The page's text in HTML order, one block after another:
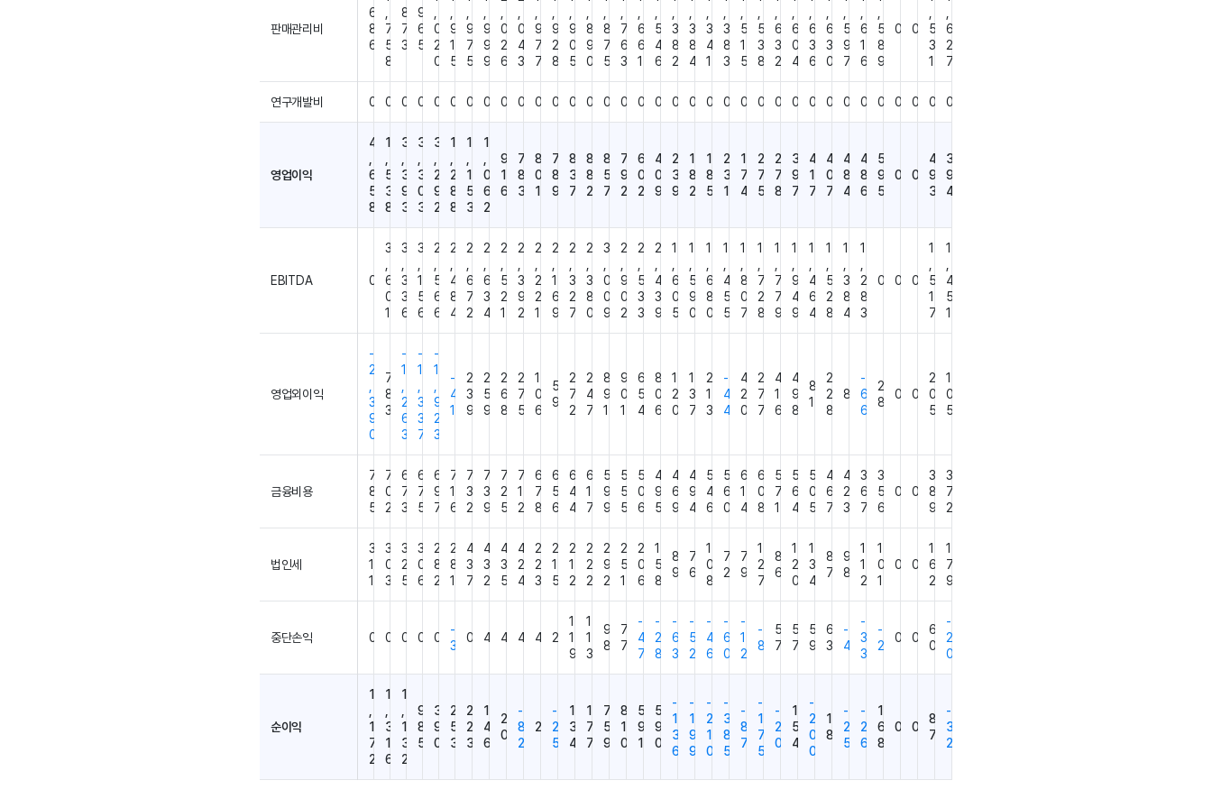
판매관리비
6
8
6
7
5
8
8
7
3
9
6
5
0
2
0
9
1
5
9
7
5
9
9
9
0
2
6
0
4
3
9
7
7
9
2
8
9
0
5
8
9
0
8
7
5
7
6
3
6
6
1
5
4
6
3
8
2
3
8
4
3
4
1
3
8
3
5
1
5
5
3
8
6
3
2
6
0
4
6
3
6
6
3
0
5
9
7
6
1
6
5
8
9
0 0
5
3
1
6
2
7
연구개발비 0 0 0 0 0 0 0 0 0 0 0 0 0 0 0 0 0 0 0 0 0 0 0 0 0 0 0 0 0 0 0 0 0 0 0
영업이익
4
6
5
8
1
5
3
8
3
3
9
3
3
3
0
3
3
2
9
2
1
2
8
8
1
1
5
3
1
0
6
2
9
1
6
7
8
3
8
0
1
7
8
9
8
3
7
8
8
2
8
5
7
7
9
2
6
0
2
4
0
9
2
3
9
1
8
2
1
8
5
2
3
1
1
7
4
2
7
5
2
7
8
3
9
7
4
1
7
4
0
7
4
8
4
4
8
6
5
9
5
0 0
4
9
3
3
9
4
EBITDA 0
3
6
0
1
3
3
3
6
3
1
5
6
2
5
6
6
2
4
8
4
2
6
7
2
2
6
3
4
2
5
2
1
2
3
9
2
2
2
2
1
2
1
6
9
2
3
2
7
2
3
8
0
3
0
0
9
2
9
0
2
2
5
3
3
2
4
3
9
1
6
0
5
1
5
9
0
1
6
8
0
1
4
5
5
1
8
0
7
1
7
2
8
1
7
7
9
1
9
4
9
1
4
6
4
1
5
2
8
1
3
8
4
1
2
8
3
0 0 0
1
5
1
7
1
4
5
1
영업외이익
-
2
3
9
0
7
8
3
-
1
2
6
3
-
1
3
3
7
-
1
9
2
3
-
4
1
2
3
9
2
5
9
2
6
8
2
7
5
1
0
6
5
9
2
7
2
2
4
7
8
9
1
9
0
1
6
5
4
8
0
6
1
2
0
1
3
7
2
1
3
-
4
4
4
2
0
2
7
7
4
1
6
4
9
8
8
1
2
2
8
8
-
6
6
2
8
0 0
2
0
5
1
0
5
금융비용
7
8
5
7
0
2
6
7
3
6
7
5
6
9
7
7
1
6
7
3
2
7
3
9
7
2
5
7
1
2
6
7
8
6
5
6
6
4
4
6
1
7
5
9
9
5
5
5
5
0
6
4
9
5
4
6
9
4
9
4
5
4
6
5
6
0
6
1
4
6
0
8
5
7
1
5
6
4
5
0
5
4
6
7
4
2
3
3
6
7
3
5
6
0 0
3
8
9
3
7
2
법인세
3
1
1
3
0
3
3
2
5
3
0
6
2
8
2
2
8
1
4
3
7
4
3
2
4
3
5
4
2
4
2
2
3
2
1
5
2
1
2
2
2
2
2
9
2
2
5
1
2
0
6
1
5
8
8
9
7
6
1
0
8
7
2
7
9
1
2
7
8
6
1
2
0
1
3
4
8
7
9
8
1
1
2
1
0
1
0 0
1
6
2
1
7
9
중단손익 0 0 0 0 0
-
3
0 4 4 4 4 2
1
1
9
1
1
3
9
8
7
7
-
4
7
-
2
8
-
6
3
-
5
2
-
4
6
-
6
0
-
1
2
-
8
5
7
5
7
5
9
6
3
-
4
-
3
3
-
2
0 0
6
0
-
2
0
순이익
1
1
7
2
1
3
1
6
1
1
3
2
9
8
5
3
9
0
2
5
3
2
2
3
1
4
6
2
0
-
8
2
2
-
2
5
1
3
4
1
7
7
7
5
9
8
1
0
5
9
1
5
9
0
-
1
3
6
-
1
9
9
-
2
1
0
-
3
8
5
-
8
7
-
1
7
5
-
2
0
1
5
4
-
2
0
0
1
8
-
2
5
-
2
6
1
6
8
0 0
8
7
-
3
2